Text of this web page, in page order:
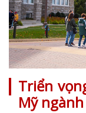
Triển
Mỹ